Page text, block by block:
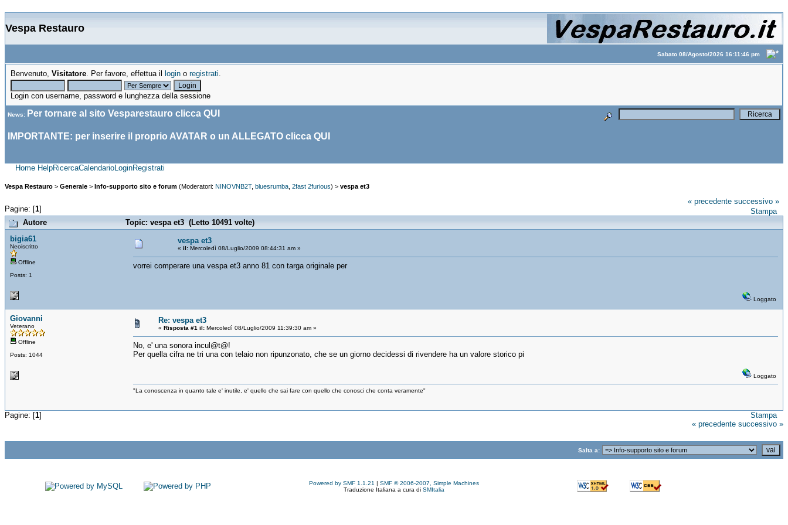
Vespa Restauro
Sabato 08/Agosto/2026 16:11:46 pm
Benvenuto, Visitatore. Per favore, effettua il login o registrati.
Login con username, password e lunghezza della sessione
News: Per tornare al sito Vesparestauro clicca QUI
IMPORTANTE: per inserire il proprio AVATAR o un ALLEGATO clicca QUI
Home HelpRicercaCalendarioLoginRegistrati
Vespa Restauro > Generale > Info-supporto sito e forum (Moderatori: NINOVNB2T, bluesrumba 2fast 2furious) > vespa et3
Pagine: [1]
« precedente successivo »
Stampa
Autore
Topic: vespa et3 (Letto 10491 volte)
bigia61
Neoiscritto
Offline
Posts: 1
vespa et3
« il: Mercoledì 08/Luglio/2009 08:44:31 am »
vorrei comperare una vespa et3 anno 81 con targa originale per
Loggato
Giovanni
Veterano
Offline
Posts: 1044
Re: vespa et3
« Risposta #1 il: Mercoledì 08/Luglio/2009 11:39:30 am »
No, e' una sonora incul@t@!
Per quella cifra ne tri una con telaio non ripunzonato, che se un giorno decidessi di rivendere ha un valore storico pi
Loggato
"La conoscenza in quanto tale e' inutile, e' quello che sai fare con quello che conosci che conta veramente"
Pagine: [1]
Stampa
« precedente successivo »
Salta a:
Powered by SMF 1.1.21 | SMF © 2006-2007, Simple Machines
Traduzione Italiana a cura di SMItalia